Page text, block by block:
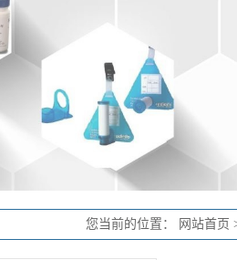
您当前的位置： 网站首页